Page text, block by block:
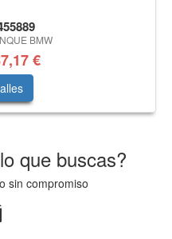
BMW
€
que buscas?
sin compromiso